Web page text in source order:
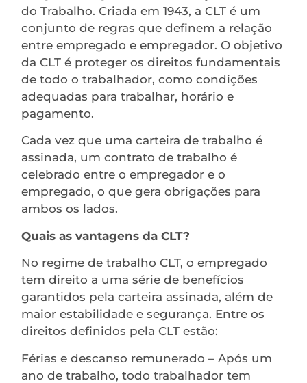
do Trabalho. Criada em 1943, a CLT é um
conjunto de regras que definem a relação
entre empregado e empregador. O objetivo
da CLT é proteger os direitos fundamentais
de todo o trabalhador, como condições
adequadas para trabalhar, horário e
pagamento.
Cada vez que uma carteira de trabalho é
assinada, um contrato de trabalho é
celebrado entre o empregador e o
empregado, o que gera obrigações para
ambos os lados.
Quais as vantagens da CLT?
No regime de trabalho CLT, o empregado
tem direito a uma série de benefícios
garantidos pela carteira assinada, além de
maior estabilidade e segurança. Entre os
direitos definidos pela CLT estão:
Férias e descanso remunerado – Após um
ano de trabalho, todo trabalhador tem